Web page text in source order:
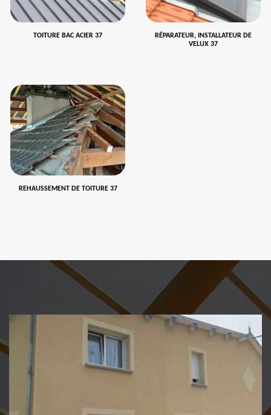
TOITURE BAC ACIER 37
RÉPARATEUR, INSTALLATEUR DE
VELUX 37
REHAUSSEMENT DE TOITURE 37